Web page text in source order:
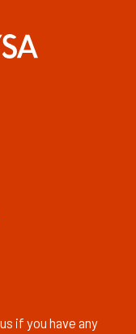
if you have any